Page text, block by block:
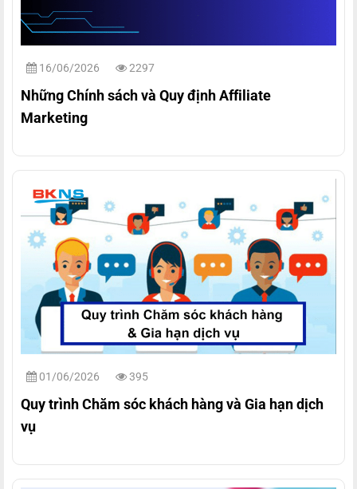
16/06/2026 2297
Những Chính sách và Quy định Affiliate
Marketing
01/06/2026 395
Quy trình Chăm sóc khách hàng và Gia hạn dịch
vụ